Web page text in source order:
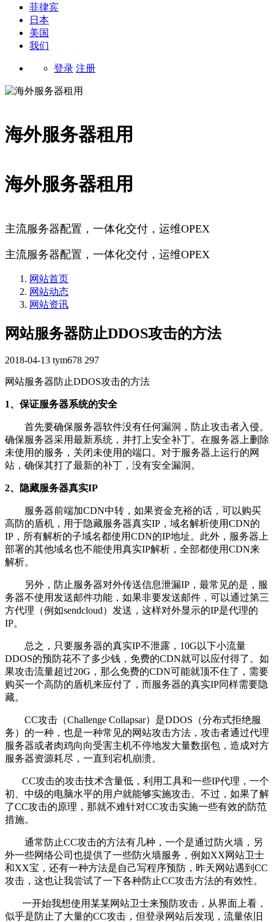
菲律宾
日本
美国
我们
登录 注册
海外服务器租用
海外服务器租用
主流服务器配置，一体化交付，运维OPEX
主流服务器配置，一体化交付，运维OPEX
网站首页
网站动态
网站资讯
网站服务器防止DDOS攻击的方法
2018-04-13 tym678 297
网站服务器防止DDOS攻击的方法
1、保证服务器系统的安全
首先要确保服务器软件没有任何漏洞，防止攻击者入侵。
确保服务器采用最新系统，并打上安全补丁。在服务器上删除
未使用的服务，关闭未使用的端口。对于服务器上运行的网
站，确保其打了最新的补丁，没有安全漏洞。
2、隐藏服务器真实IP
服务器前端加CDN中转，如果资金充裕的话，可以购买
高防的盾机，用于隐藏服务器真实IP，域名解析使用CDN的
IP，所有解析的子域名都使用CDN的IP地址。此外，服务器上
部署的其他域名也不能使用真实IP解析，全部都使用CDN来
解析。
另外，防止服务器对外传送信息泄漏IP，最常见的是，服
务器不使用发送邮件功能，如果非要发送邮件，可以通过第三
方代理（例如sendcloud）发送，这样对外显示的IP是代理的
IP。
总之，只要服务器的真实IP不泄露，10G以下小流量
DDOS的预防花不了多少钱，免费的CDN就可以应付得了。如
果攻击流量超过20G，那么免费的CDN可能就顶不住了，需要
购买一个高防的盾机来应付了，而服务器的真实IP同样需要隐
藏。
CC攻击（Challenge Collapsar）是DDOS（分布式拒绝服
务）的一种，也是一种常见的网站攻击方法，攻击者通过代理
服务器或者肉鸡向向受害主机不停地发大量数据包，造成对方
服务器资源耗尽，一直到宕机崩溃。
CC攻击的攻击技术含量低，利用工具和一些IP代理，一个
初、中级的电脑水平的用户就能够实施攻击。不过，如果了解
了CC攻击的原理，那就不难针对CC攻击实施一些有效的防范
措施。
通常防止CC攻击的方法有几种，一个是通过防火墙，另
外一些网络公司也提供了一些防火墙服务，例如XX网站卫士
和XX宝，还有一种方法是自己写程序预防，昨天网站遇到CC
攻击，这也让我尝试了一下各种防止CC攻击方法的有效性。
一开始我想使用某某网站卫士来预防攻击，从界面上看，
似乎是防止了大量的CC攻击，但登录网站后发现，流量依旧